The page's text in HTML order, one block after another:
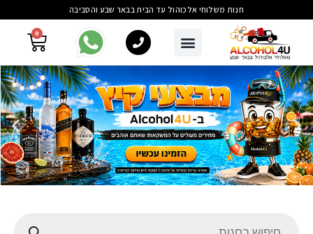
חנות משלוחי אלכוהול עד הבית בבאר שבע והסביבה
0